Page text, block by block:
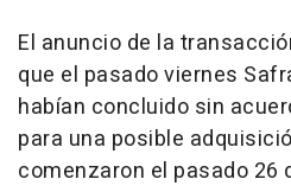
El anuncio de la
que el pasado viernes
habían concluido sin
para una posible
comenzaron el pasado 26